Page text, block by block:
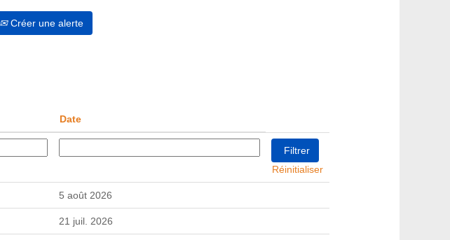
Créer une alerte
Date
Réinitialiser
5 août 2026
21 juil. 2026